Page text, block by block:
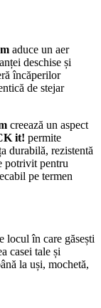
aduce un aer
deschise și
încăperilor
de stejar
creează un aspect
it! permite
durabilă, rezistentă
potrivit pentru
pe termen
locul în care găsești
casei tale și
la uși, mochetă,